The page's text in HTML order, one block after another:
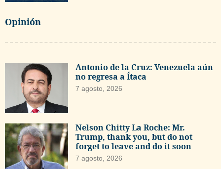
Opinión
Antonio de la Cruz: Venezuela aún
no regresa a Ítaca
7 agosto, 2026
Nelson Chitty La Roche: Mr.
Trump, thank you, but do not
forget to leave and do it soon
7 agosto, 2026